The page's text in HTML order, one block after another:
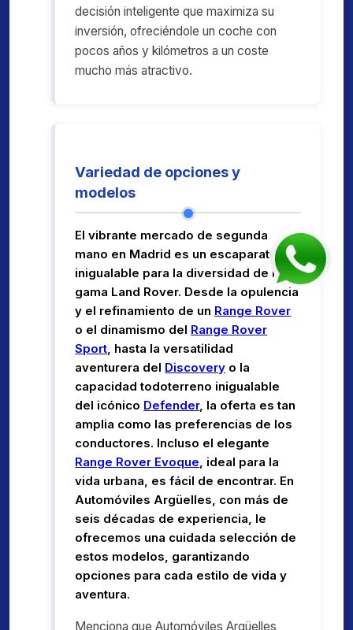
decisión inteligente que maximiza su
inversión, ofreciéndole un coche con
pocos años y kilómetros a un coste
mucho más atractivo.
Variedad de opciones y
modelos
El vibrante mercado de segunda
mano en Madrid es un escaparate
inigualable para la diversidad de la
gama Land Rover. Desde la opulencia
y el refinamiento de un Range Rover
o el dinamismo del Range Rover
Sport, hasta la versatilidad
aventurera del Discovery o la
capacidad todoterreno inigualable
del icónico Defender, la oferta es tan
amplia como las preferencias de los
conductores. Incluso el elegante
Range Rover Evoque, ideal para la
vida urbana, es fácil de encontrar. En
Automóviles Argüelles, con más de
seis décadas de experiencia, le
ofrecemos una cuidada selección de
estos modelos, garantizando
opciones para cada estilo de vida y
aventura.
Menciona que Automóviles Argüelles